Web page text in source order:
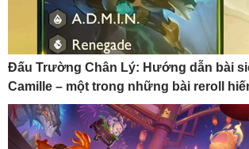
Đấu Trường Chân Lý: Hướng dẫn bài
Camille – một trong những bài reroll